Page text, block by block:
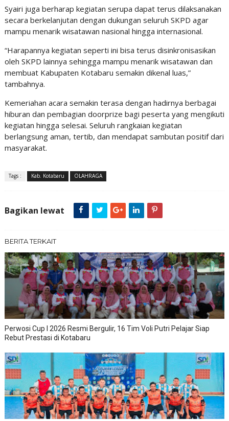
Syairi juga berharap kegiatan serupa dapat terus dilaksanakan
secara berkelanjutan dengan dukungan seluruh SKPD agar
mampu menarik wisatawan nasional hingga internasional.
“Harapannya kegiatan seperti ini bisa terus disinkronisasikan
oleh SKPD lainnya sehingga mampu menarik wisatawan dan
membuat Kabupaten Kotabaru semakin dikenal luas,”
tambahnya.
Kemeriahan acara semakin terasa dengan hadirnya berbagai
hiburan dan pembagian doorprize bagi peserta yang mengikuti
kegiatan hingga selesai. Seluruh rangkaian kegiatan
berlangsung aman, tertib, dan mendapat sambutan positif dari
masyarakat.
Tags : Kab. Kotabaru OLAHRAGA
Bagikan lewat
BERITA TERKAIT
Perwosi Cup I 2026 Resmi Bergulir, 16 Tim Voli Putri Pelajar Siap
Rebut Prestasi di Kotabaru